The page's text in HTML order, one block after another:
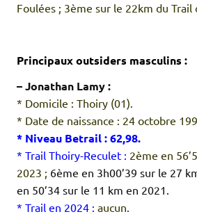
Foulées ; 3ème sur le 22km du Trail
Principaux outsiders masculins :
– Jonathan Lamy :
* Domicile : Thoiry (01).
* Date de naissance : 24 octobre
* Niveau Betrail : 62,98.
* Trail Thoiry-Reculet : 2ème en
2023 ; 6ème en 3h00’39 sur le 27
en 50’34 sur le 11 km en 2021.
* Trail en 2024 : aucun.